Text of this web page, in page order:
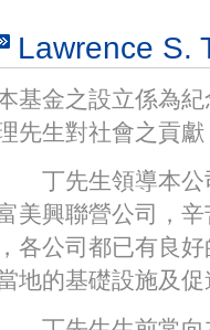
Lawrence S.
基金之設立係為
先生對社會之貢
丁先生領導本公
美興聯營公司，
，各公司都已有良
地的基礎設施及